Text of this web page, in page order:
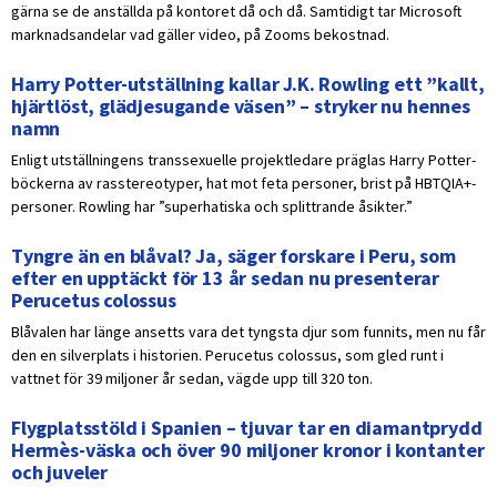
gärna se de anställda på kontoret då och då. Samtidigt tar Microsoft
marknadsandelar vad gäller video, på Zooms bekostnad.
Harry Potter-utställning kallar J.K. Rowling ett ”kallt,
hjärtlöst, glädjesugande väsen” – stryker nu hennes
namn
Enligt utställningens transsexuelle projektledare präglas Harry Potter-
böckerna av rasstereotyper, hat mot feta personer, brist på HBTQIA+-
personer. Rowling har ”superhatiska och splittrande åsikter.”
Tyngre än en blåval? Ja, säger forskare i Peru, som
efter en upptäckt för 13 år sedan nu presenterar
Perucetus colossus
Blåvalen har länge ansetts vara det tyngsta djur som funnits, men nu får
den en silverplats i historien. Perucetus colossus, som gled runt i
vattnet för 39 miljoner år sedan, vägde upp till 320 ton.
Flygplatsstöld i Spanien – tjuvar tar en diamantprydd
Hermès-väska och över 90 miljoner kronor i kontanter
och juveler